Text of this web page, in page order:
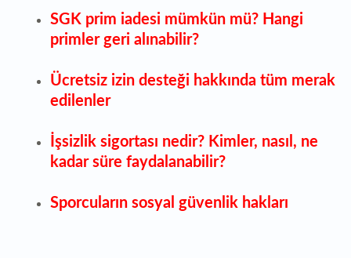
SGK prim iadesi mümkün mü? Hangi
primler geri alınabilir?
Ücretsiz izin desteği hakkında tüm merak
edilenler
İşsizlik sigortası nedir? Kimler, nasıl, ne
kadar süre faydalanabi lir?
Sporcuların sosyal güvenlik hakları